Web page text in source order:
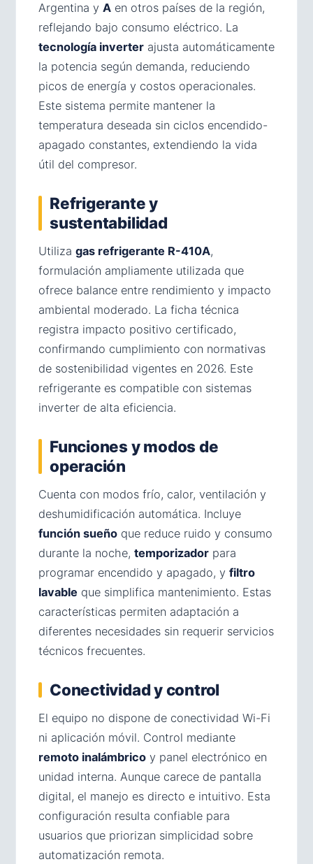
Argentina y A en otros países de la región,
reflejando bajo consumo eléctrico. La
tecnología inverter ajusta automáticamente
la potencia según demanda, reduciendo
picos de energía y costos operacionales.
Este sistema permite mantener la
temperatura deseada sin ciclos encendido-
apagado constantes, extendiendo la vida
útil del compresor.
Refrigerante y
sustentabilidad
Utiliza gas refrigerante R-410A,
formulación ampliamente utilizada que
ofrece balance entre rendimiento y impacto
ambiental moderado. La ficha técnica
registra impacto positivo certificado,
confirmando cumplimiento con normativas
de sostenibilidad vigentes en 2026. Este
refrigerante es compatible con sistemas
inverter de alta eficiencia.
Funciones y modos de
operación
Cuenta con modos frío, calor, ventilación y
deshumidificación automática. Incluye
función sueño que reduce ruido y consumo
durante la noche, temporizador para
programar encendido y apagado, y filtro
lavable que simplifica mantenimiento. Estas
características permiten adaptación a
diferentes necesidades sin requerir servicios
técnicos frecuentes.
Conectividad y control
El equipo no dispone de conectividad Wi-Fi
ni aplicación móvil. Control mediante
remoto inalámbrico y panel electrónico en
unidad interna. Aunque carece de pantalla
digital, el manejo es directo e intuitivo. Esta
configuración resulta confiable para
usuarios que priorizan simplicidad sobre
automatización remota.